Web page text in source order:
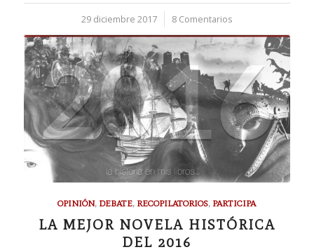
29 diciembre 2017
/ 8 Comentarios
OPINIÓN, DEBATE, RECOPILATORIOS, PARTICIPA
LA MEJOR NOVELA HISTÓRICA
DEL 2016